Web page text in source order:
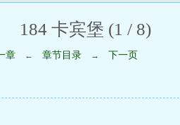
184 卡宾堡 (1 / 8)
章 ← 章节目录 → 下一页